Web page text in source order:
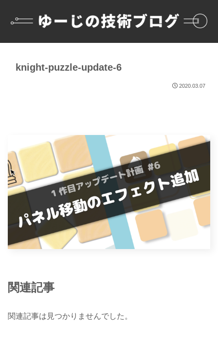
knight-puzzle-update-6
2020.03.07
関連記事
関連記事は見つかりませんでした。